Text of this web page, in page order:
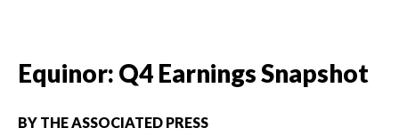
Equinor: Q4 Earnings Snapshot
BY THE ASSOCIATED PRESS